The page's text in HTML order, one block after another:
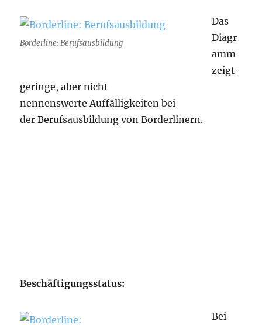
Borderline: Berufsausbildung
Das
Diagr
amm
zeigt
geringe, aber nicht
nennenswerte Auffälligkeiten bei
der Berufsausbildung von Borderlinern.
Beschäftigungsstatus:
Bei